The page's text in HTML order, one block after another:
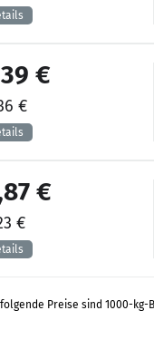
€
€
€
€
Preise sind 1000-kg-